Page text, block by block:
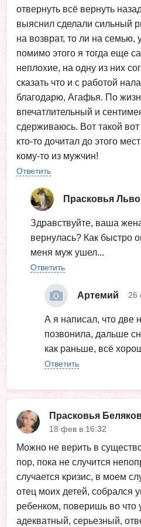
отвернуть всё вернуть
выяснил сделали сильный
на возврат, то ли на
помимо этого я тогда еще
неплохие, на одну из них
сказать что и с работой
благодарю, Агафья. По
впечатлительный и
сдерживаюсь. Вот такой
кто-то дочитал до этого
кому-то из мужчин!
Ответить
Прасковья
Здравствуйте, ваша
вернулась? Как быстро
меня муж ушел...
Ответить
Артемий 26
А я написал, что две
позвонила, дальше
как раньше, всё
Ответить
Прасковья
18 фев в 16:32
Можно не верить в
пор, пока не случится
случается кризис, в моем
отец моих детей, собрался
ребенком, поверишь во что
адекватный, серьезный,